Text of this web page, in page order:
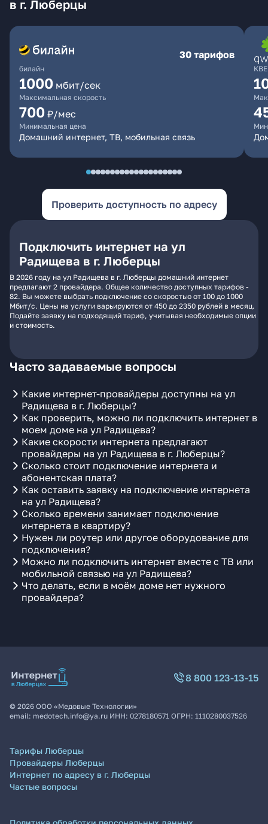
в г. Люберцы
билайн
30 тарифов
1000 мбит/сек
Максимальная скорость
700 ₽/мес
Минимальная цена
Домашний интернет, ТВ, мобильная связь
Проверить доступность по адресу
Подключить интернет на ул
Радищева в г. Люберцы
В 2026 году на ул Радищева в г. Люберцы домашний интернет
предлагают 2 провайдера. Общее количество доступных тарифов -
82. Вы можете выбрать подключение со скоростью от 100 до 1000
Мбит/с. Цены на услуги варьируются от 450 до 2350 рублей в месяц.
Подайте заявку на подходящий тариф, учитывая необходимые опции
и стоимость.
Часто задаваемые вопросы
Какие интернет-провайдеры доступны на ул
Радищева в г. Люберцы?
Как проверить, можно ли подключить интернет в
моем доме на ул Радищева?
Какие скорости интернета предлагают
провайдеры на ул Радищева в г. Люберцы?
Сколько стоит подключение интернета и
абонентская плата?
Как оставить заявку на подключение интернета
на ул Радищева?
Сколько времени занимает подключение
интернета в квартиру?
Нужен ли роутер или другое оборудование для
подключения?
Можно ли подключить интернет вместе с ТВ или
мобильной связью на ул Радищева?
Что делать, если в моём доме нет нужного
провайдера?
8 800 123-13-15
© 2026 ООО «Медовые Технологии»
email: medotech.info@ya.ru ИНН: 0278180571 ОГРН: 1110280037526
Тарифы Люберцы
Провайдеры Люберцы
Интернет по адресу в г. Люберцы
Частые вопросы